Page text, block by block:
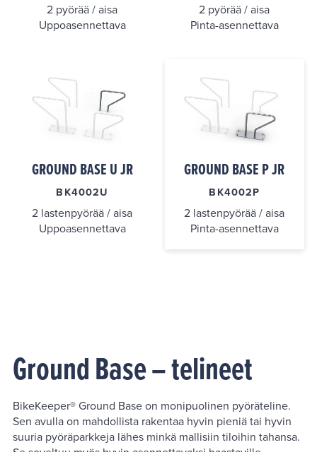
2 pyörää / aisa
Uppoasennettava
2 pyörää / aisa
Pinta-asennettava
GROUND BASE U JR
BK4002U
2 lastenpyörää / aisa
Uppoasennettava
GROUND BASE P JR
BK4002P
2 lastenpyörää / aisa
Pinta-asennettava
Ground Base – telineet
BikeKeeper® Ground Base on monipuolinen pyöräteline.
Sen avulla on mahdollista rakentaa hyvin pieniä tai hyvin
suuria pyöräparkkeja lähes minkä mallisiin tiloihin tahansa.